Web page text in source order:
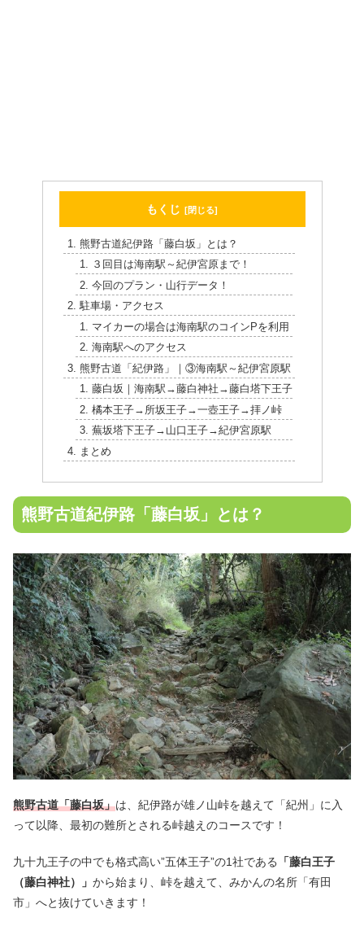
もくじ
熊野古道紀伊路「藤白坂」とは？
３回目は海南駅～紀伊宮原まで！
今回のプラン・山行データ！
駐車場・アクセス
マイカーの場合は海南駅のコインPを利用
海南駅へのアクセス
熊野古道「紀伊路」｜③海南駅～紀伊宮原駅
藤白坂｜海南駅→藤白神社→藤白塔下王子
橘本王子→所坂王子→一壺王子→拝ノ峠
蕪坂塔下王子→山口王子→紀伊宮原駅
まとめ
熊野古道紀伊路「藤白坂」とは？
熊野古道「藤白坂」は、紀伊路が雄ノ山峠を越えて「紀州」に入
って以降、最初の難所とされる峠越えのコースです！
九十九王子の中でも格式高い”五体王子”の1社である
「藤白王子
（藤白神社）」 から始まり、峠を越えて、みかんの名所「有田
市」へと抜けていきます！